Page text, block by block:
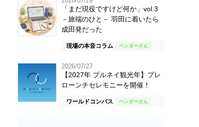
「まだ現役ですけど何か」vol.3
－旅端のひと－ 羽田に着いたら
成田発だった
現場の本音コラム
2026/07/27
【2027年 ブルネイ観光年】プレ
ローンチセレモニーを開催！
ワールドコンパス